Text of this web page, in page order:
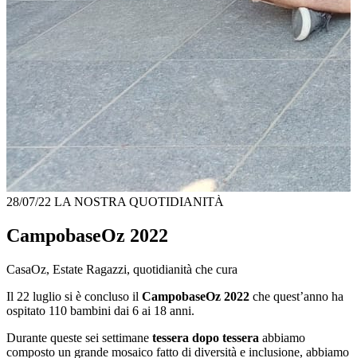
28/07/22 LA NOSTRA QUOTIDIANITÀ
CampobaseOz 2022
CasaOz, Estate Ragazzi, quotidianità che cura
Il 22 luglio si è concluso il CampobaseOz 2022 che quest’anno ha
ospitato 110 bambini dai 6 ai 18 anni.
Durante queste sei settimane tessera dopo tessera abbiamo
composto un grande mosaico fatto di diversità e inclusione, abbiamo